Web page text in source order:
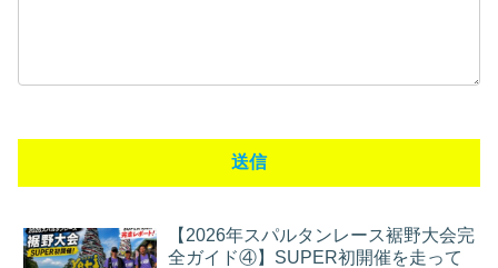
【2026年スパルタンレース裾野大会完
全ガイド④】SUPER初開催を走って